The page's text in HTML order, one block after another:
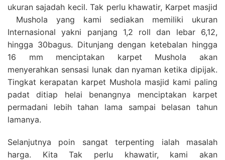
ukuran sajadah kecil. Tak perlu khawatir, Karpet masjid
Mushola yang kami sediakan memiliki ukuran
Internasional yakni panjang 1,2 roll dan lebar 6,12,
hingga 30bagus. Ditunjang dengan ketebalan hingga
16 mm menciptakan karpet Mushola akan
menyerahkan sensasi lunak dan nyaman ketika dipijak.
Tingkat kerapatan karpet Mushola masjid kami paling
padat ditiap helai benangnya menciptakan karpet
permadani lebih tahan lama sampai belasan tahun
lamanya.
Selanjutnya poin sangat terpenting ialah masalah
harga. Kita Tak perlu khawatir, kami akan